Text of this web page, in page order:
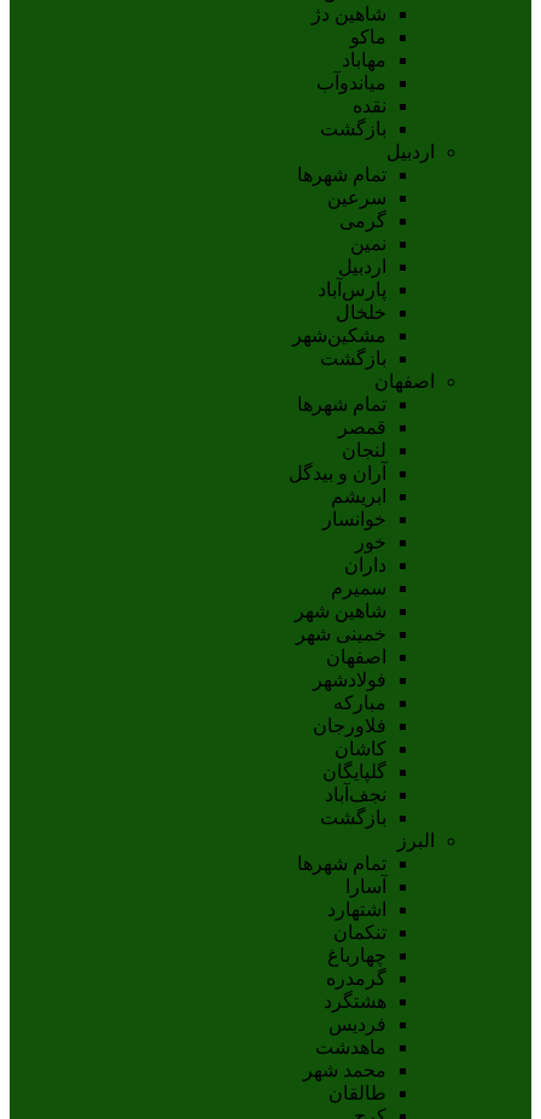
شاهين دژ
ماکو
مهاباد
مياندوآب
نقده
بازگشت
اردبیل
تمام شهر‌ها
سرعین
گرمی
نمین
اردبيل
پارس‌آباد
خلخال
مشکين‌شهر
بازگشت
اصفهان
تمام شهر‌ها
قمصر
لنجان
آران و بیدگل
ابریشم
خوانسار
خور
داران
سمیرم
شاهین شهر
خمینی شهر
اصفهان
فولادشهر
مبارکه
فلاورجان
کاشان
گلپايگان
نجف‌آباد
بازگشت
البرز
تمام شهر‌ها
آسارا
اشتهارد
تنکمان
چهارباغ
گرمدره
هشتگرد
فردیس
ماهدشت
محمد شهر
طالقان